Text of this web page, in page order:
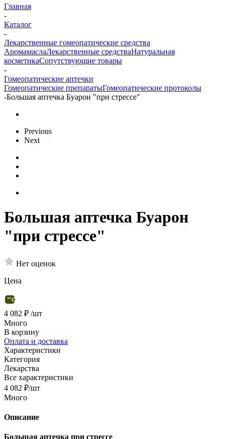
Главная
-
Каталог
-
Лекарственные гомеопатические средства
АромамаслаЛекарственные средстваНатуральная
косметикаСопутствующие товары
-
Гомеопатические аптечки
Гомеопатические препаратыГомеопатические протоколы
-Большая аптечка Буарон "при стрессе"
Previous
Next
Большая аптечка Буарон
"при стрессе"
Нет оценок
Цена
4 082 ₽ /шт
Много
В корзину
Оплата и доставка
Характеристики
Категория
Лекарства
Все характеристики
4 082 ₽/шт
Много
Описание
Большая аптечка при стрессе